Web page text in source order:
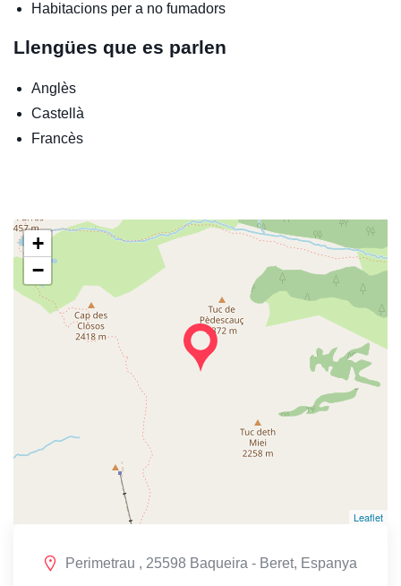
Habitacions per a no fumadors
Llengües que es parlen
Anglès
Castellà
Francès
+
−
Leaflet
Perimetrau , 25598 Baqueira - Beret, Espanya